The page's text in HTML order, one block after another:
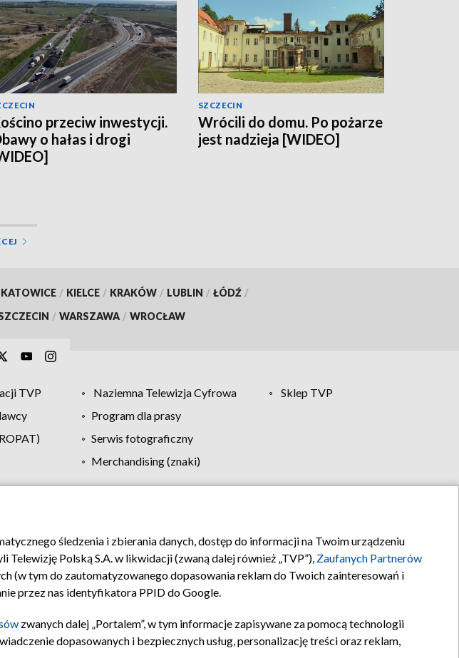
przeciw inwestycji.
o hałas i drogi
SZCZECIN
Wrócili do domu. Po pożarze
jest nadzieja [WIDEO]
KATOWICE / KIELCE / KRAKÓW / LUBLIN / ŁÓDŹ /
/ WARSZAWA / WROCŁAW
TVP Naziemna Telewizja Cyfrowa
Sklep TVP
Program dla prasy
Serwis fotograficzny
Merchandising (znaki)
Pomoc Biuro reklamy Kontakt
śledzenia i zbierania danych, dostęp do informacji na Twoim urządzeniu
Polską S.A. w likwidacji (zwaną dalej również „TVP”), Zaufanych Partnerów
(w tym do zautomatyzowanego dopasowania reklam do Twoich zainteresowań i
przez nas identyfikatora PPID do Google.
zwanych dalej „Portalem”, w tym informacje zapisywane za pomocą technologii
dopasowanych i bezpiecznych usług, personalizację treści oraz reklam,